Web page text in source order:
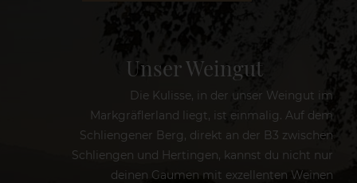
Unser Weingut
Die Kulisse, in der unser Weingut im
Markgräflerland liegt, ist einmalig. Auf dem
Schliengener Berg, direkt an der B3 zwischen
Schliengen und Hertingen, kannst du nicht nur
deinen Gaumen mit exzellenten Weinen